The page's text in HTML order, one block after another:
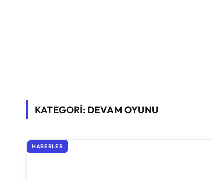
KATEGORİ: DEVAM OYUNU
HABERLER